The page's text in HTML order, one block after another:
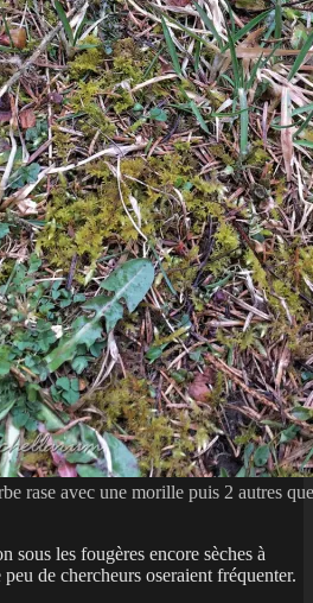
rase avec une morille puis 2 autres
sous les fougères encore sèches à
de chercheurs oseraient fréquenter.